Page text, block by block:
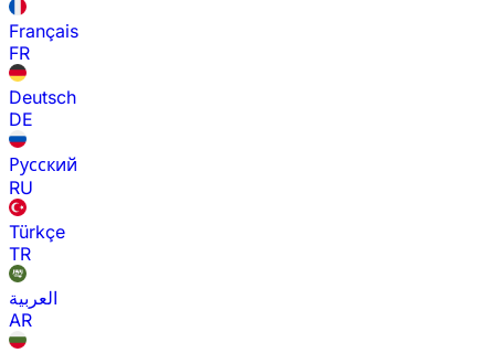
Français
FR
Deutsch
DE
Русский
RU
Türkçe
TR
العربية
AR